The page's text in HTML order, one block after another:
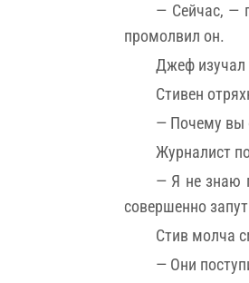
— Сейчас, —
промолвил он.
Джеф изучал
Стивен
— Почему вы
Журналист
— Я не знаю
совершенно
Стив молча
— Они